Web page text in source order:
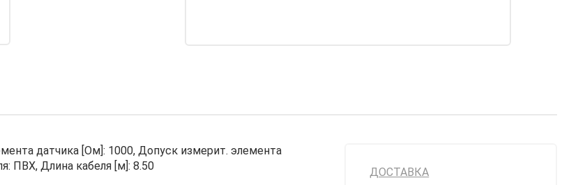
датчика [Ом]: 1000, Допуск измерит. элемента
ПВХ, Длина кабеля [м]: 8.50
ДОСТАВКА